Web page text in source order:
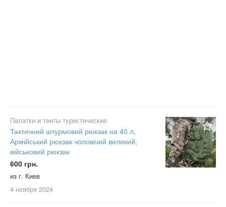
9
Палатки и тенты туристические
Тактичний штурмовий рюкзак на 40 л,
Армійський рюкзак чоловічий великий,
військовий рюкзак
600 грн.
из г. Киев
4 ноября 2024